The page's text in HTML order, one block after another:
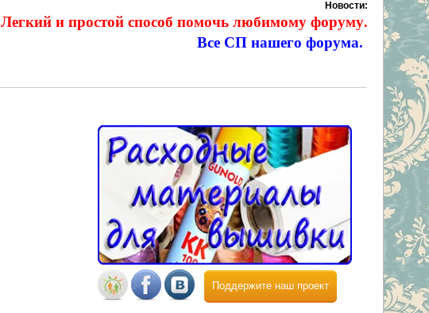
Новости:
Легкий и простой способ помочь любимому форуму.
Все СП нашего форума.
Поддержите наш проект